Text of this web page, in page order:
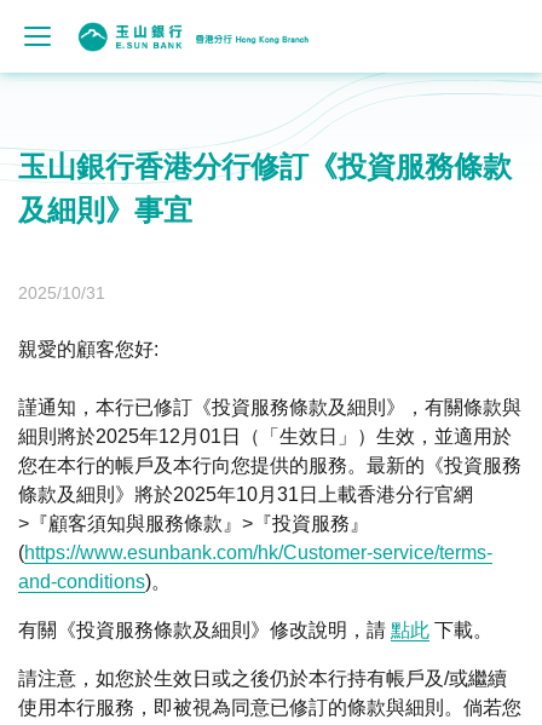
玉山銀行香港分行修訂《投資服務條款
及細則》事宜
2025/10/31
親愛的顧客您好:
謹通知，本行已修訂《投資服務條款及細則》，有關條款與
細則將於2025年12月01日（「生效日」）生效，並適用於
您在本行的帳戶及本行向您提供的服務。最新的《投資服務
條款及細則》將於2025年10月31日上載香港分行官網
>『顧客須知與服務條款』>『投資服務』
(https://www.esunbank.com/hk/Customer-service/terms-
and-conditions)。
有關《投資服務條款及細則》修改說明，請 點此 下載。
請注意，如您於生效日或之後仍於本行持有帳戶及/或繼續
使用本行服務，即被視為同意已修訂的條款與細則。倘若您